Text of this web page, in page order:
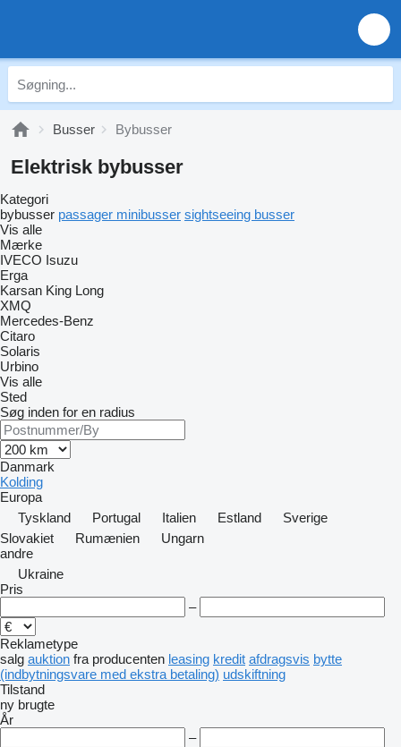
Busser Bybusser
Elektrisk bybusser
Kategori
bybusser passager minibusser sightseeing busser
Vis alle
Mærke
IVECO Isuzu
Erga
Karsan King Long
XMQ
Mercedes-Benz
Citaro
Solaris
Urbino
Vis alle
Sted
Søg inden for en radius
Danmark
Kolding
Europa
Tyskland
Portugal Italien Estland
Sverige
Slovakiet
Rumænien
Ungarn
andre
Ukraine
Pris
–
Reklametype
salg auktion fra producenten leasing kredit afdragsvis bytte
(indbytningsvare med ekstra betaling) udskiftning
Tilstand
ny brugte
År
–